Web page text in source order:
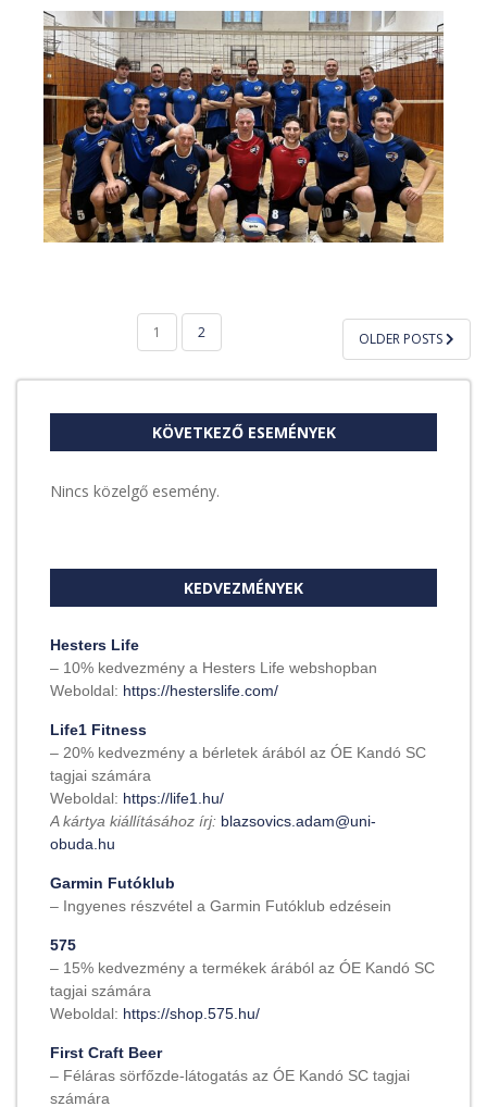
BEJEGYZÉSEK
LAPOZÁSA
1 2 OLDER POSTS
KÖVETKEZŐ ESEMÉNYEK
Nincs közelgő esemény.
KEDVEZMÉNYEK
Hesters Life
– 10% kedvezmény a Hesters Life webshopban
Weboldal: https://hesterslife.com/
Life1 Fitness
– 20% kedvezmény a bérletek árából az ÓE Kandó SC
tagjai számára
Weboldal: https://life1.hu/
A kártya kiállításához írj: blazsovics.adam@uni-
obuda.hu
Garmin Futóklub
– Ingyenes részvétel a Garmin Futóklub edzésein
575
– 15% kedvezmény a termékek árából az ÓE Kandó SC
tagjai számára
Weboldal: https://shop.575.hu/
First Craft Beer
– Féláras sörfőzde-látogatás az ÓE Kandó SC tagjai
számára